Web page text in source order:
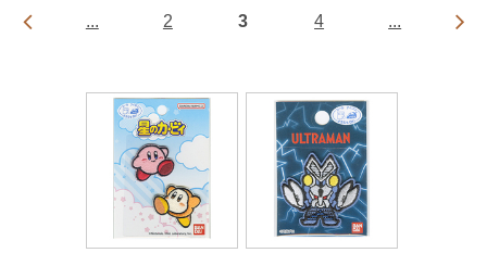
... 2 3 4 ...